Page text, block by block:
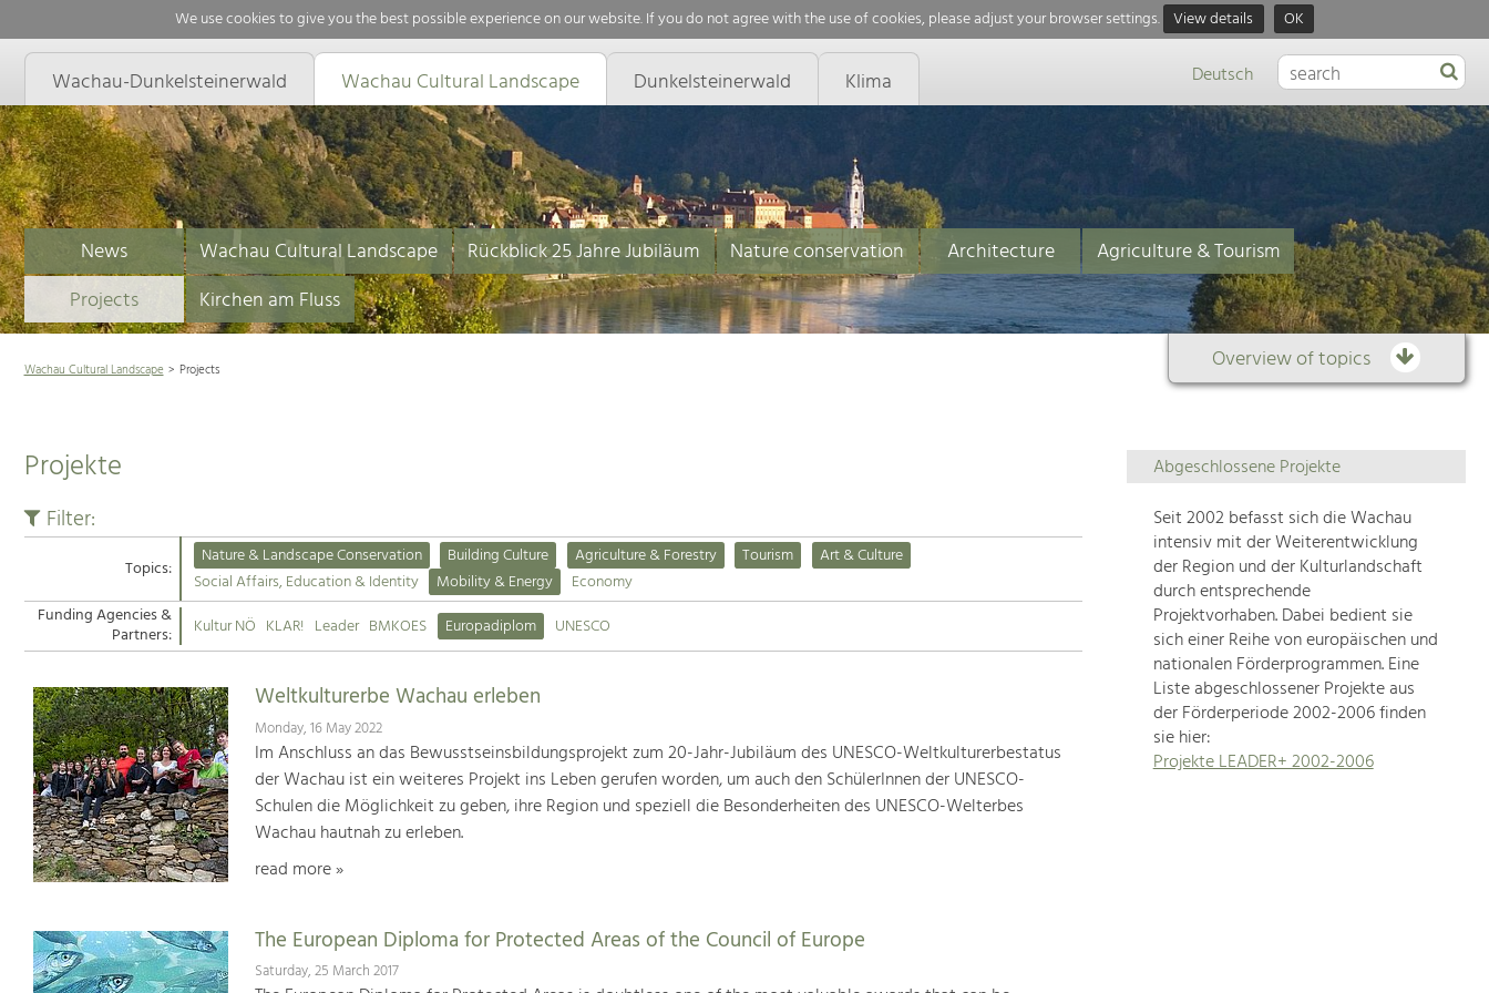
We use cookies to give you the best possible experience on our website. If you do not agree with the use of cookies, please adjust your browser settings. View details OK
Wachau-Dunkelsteinerwald Wachau Cultural Landscape Dunkelsteinerwald Klima Deutsch
News Wachau Cultural Landscape Rückblick 25 Jahre Jubiläum Nature conservation Architecture
Agriculture & Tourism
Projects
Kirchen am Fluss
Overview of topics
Overview
of
topics
Development
within
our
region
is
extremely
diverse.
Which
Wachau Cultural Landscape Projects
Projekte
Filter:
Topics: Nature & Landscape Conservation Building Culture Agriculture & Forestry Tourism
Art & Culture
Social Affairs, Education & Identity
Mobility & Energy
Economy
Funding Agencies &
Partners: Kultur NÖ KLAR! Leader BMKOES Europadiplom UNESCO
Weltkulturerbe Wachau erleben
Monday, 16 May 2022
Im Anschluss an das Bewusstseinsbildungsprojekt zum 20-Jahr-Jubiläum des UNESCO-Weltkulturerbestatus
der Wachau ist ein weiteres Projekt ins Leben gerufen worden, um auch den SchülerInnen der UNESCO-
Schulen die Möglichkeit zu geben, ihre Region und speziell die Besonderheiten des UNESCO-Welterbes
Wachau hautnah zu erleben.
read more »
The European Diploma for Protected Areas of the Council of Europe
Saturday, 25 March 2017
Abgeschlossene Projekte
Seit 2002 befasst sich die Wachau
intensiv mit der Weiterentwicklung
der Region und der Kulturlandschaft
durch entsprechende
Projektvorhaben. Dabei bedient sie
sich einer Reihe von europäischen und
nationalen Förderprogrammen. Eine
Liste abgeschlossener Projekte aus
der Förderperiode 2002-2006 finden
sie hier:
Projekte LEADER+ 2002-2006